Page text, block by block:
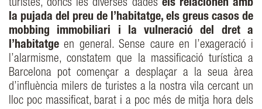
turistes, doncs les diverses dades els relacionen amb
la pujada del preu de l’habitatge, els greus casos de
mobbing immobiliari i la vulneració del dret a
l’habitatge en general. Sense caure en l’exageració i
l’alarmisme, constatem que la massificació turística a
Barcelona pot començar a desplaçar a la seua àrea
d’influència milers de turistes a la nostra vila cercant un
lloc poc massificat, barat i a poc més de mitja hora dels